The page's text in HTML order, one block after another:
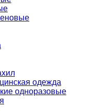
одежда
одноразовые